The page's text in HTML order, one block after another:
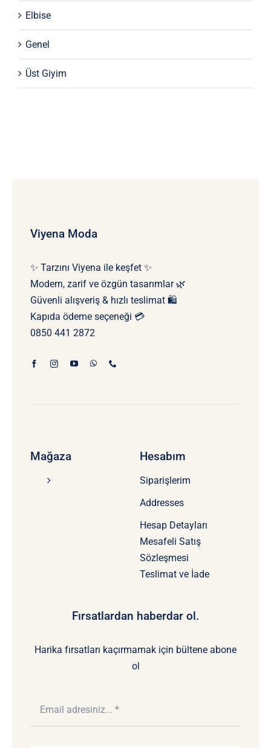
Elbise
Genel
Üst Giyim
Viyena Moda
✨ Tarzını Viyena ile keşfet ✨
Modern, zarif ve özgün tasarımlar 🌿
Güvenli alışveriş & hızlı teslimat 🛍️
Kapıda ödeme seçeneği 💳
0850 441 2872
Mağaza Hesabım
Siparişlerim
Addresses
Hesap Detayları
Mesafeli Satış
Sözleşmesi
Teslimat ve İade
Fırsatlardan haberdar ol.
Harika fırsatları kaçırmamak için bültene abone
ol